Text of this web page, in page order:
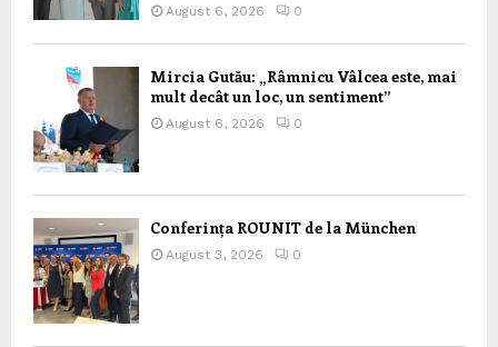
August 6, 2026 0
Mircia Gutău: „Râmnicu Vâlcea este, mai
mult decât un loc, un sentiment”
August 6, 2026 0
Conferința ROUNIT de la München
August 3, 2026 0